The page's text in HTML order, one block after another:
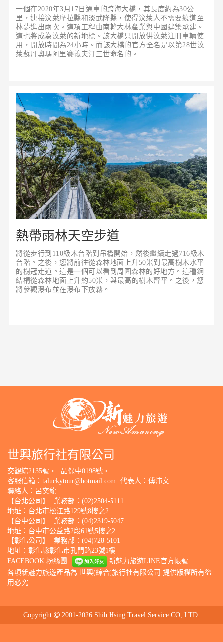
一個在2020年3月17日通車的跨海大橋，其長度約為30公
里，連接汶萊摩拉縣和淡武隆縣，使得汶萊人不需要繞道至
林夢進出兩次。這項工程由南韓大林產業與中國建築承建。
這也將成為汶萊的新地標。該大橋只開放供汶萊注冊車輛使
用，開放時間為24小時。而該大橋的官方全名是以第28世汶
萊蘇丹奧瑪阿里賽義夫汀三世命名的。
熱帶雨林天空步道
將從步行到110級木台階到吊橋開始，然後繼續走過716級木
台階。之後，您將前往從森林地面上升50米到最高樹木水平
的樹冠走道。這是一個可以看到周圍森林的好地方。這種鋼
結構從森林地面上升約50米，與最高的樹木齊平。之後，您
將參觀瀑布並在瀑布下放鬆。
世興旅行社有限公司
交觀綜2135號‧
品保中0198號‧
客服信箱： taluckytour@hotmail.com
代表人：傅沛文
聯絡人：呂奕龍
【台北公司】
業務部：(02)2504-5111
地址：台北市松江路129號8樓之2
【台中公司】
業務部：(04)2319-5047
地址：台中市公益路2段61號5樓之2
【彰化公司】
業務部：(04)728-5101
地址：彰化縣彰化市孔門路23號1樓
FACEBOOK 粉絲團
新魅力旅遊LINE官方帳號
各項新魅力旅遊產品為 世興(綜合)旅行社有限公司 提供版權所有盜
用必究
Copyright 2001-2026 Shih Hsing Travel Service CO, LTD.